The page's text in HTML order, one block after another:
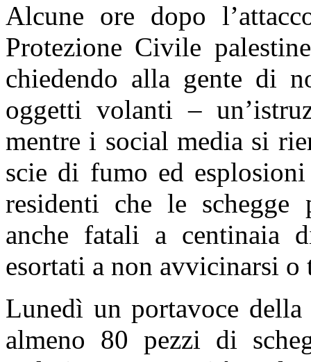
Alcune ore dopo
Protezione Civile
chiedendo alla gente di
oggetti volanti –
mentre i social media si
scie di fumo ed
residenti che le schegge
anche fatali a centinaia
esortati a non avvicinarsi o
Lunedì un portavoce
almeno 80 pezzi di